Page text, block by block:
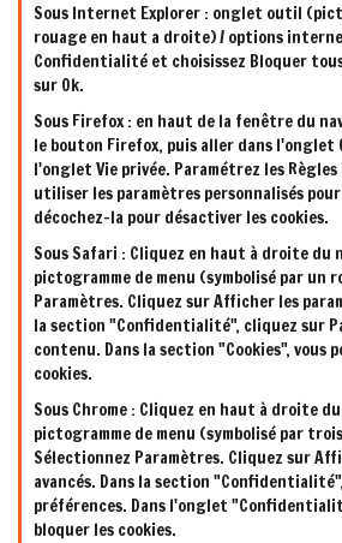
Sous Internet Explorer : onglet outil
rouage en haut a droite) / options
Confidentialité et choisissez Bloquer
sur Ok.
Sous Firefox : en haut de la fenêtre du
le bouton Firefox, puis aller dans l'onglet
l'onglet Vie privée. Paramétrez les
utiliser les paramètres personnalisés
décochez-la pour désactiver les cookies.
Sous Safari : Cliquez en haut à droite du
pictogramme de menu (symbolisé par un
Paramètres. Cliquez sur Afficher les
la section "Confidentialité", cliquez sur
contenu. Dans la section "Cookies", vous
cookies.
Sous Chrome : Cliquez en haut à droite
pictogramme de menu (symbolisé par
Sélectionnez Paramètres. Cliquez sur
avancés. Dans la section
préférences. Dans l'onglet
bloquer les cookies.